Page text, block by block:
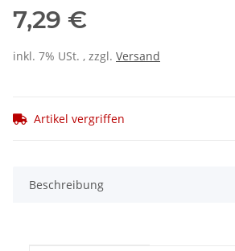
7,29 €
inkl. 7% USt. , zzgl. Versand
Artikel vergriffen
Beschreibung